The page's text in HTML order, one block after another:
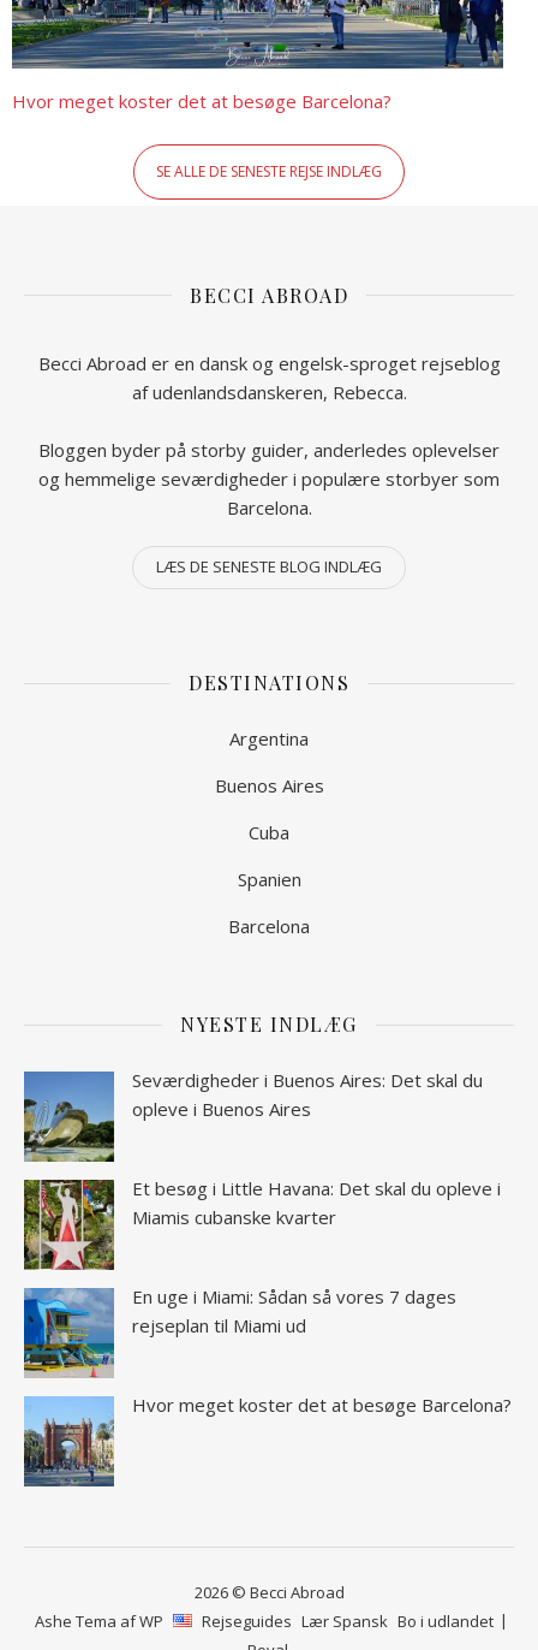
Hvor meget koster det at besøge Barcelona?
SE ALLE DE SENESTE REJSE INDLÆG
BECCI ABROAD
Becci Abroad er en dansk og engelsk-sproget rejseblog
af udenlandsdanskeren, Rebecca.
Bloggen byder på storby guider, anderledes oplevelser
og hemmelige seværdigheder i populære storbyer som
Barcelona.
LÆS DE SENESTE BLOG INDLÆG
DESTINATIONS
Argentina
Buenos Aires
Cuba
Spanien
Barcelona
NYESTE INDLÆG
Seværdigheder i Buenos Aires: Det skal du
opleve i Buenos Aires
Et besøg i Little Havana: Det skal du opleve i
Miamis cubanske kvarter
En uge i Miami: Sådan så vores 7 dages
rejseplan til Miami ud
Hvor meget koster det at besøge Barcelona?
2026 © Becci Abroad
Rejseguides Lær Spansk Bo i udlandet
Ashe Tema afWP